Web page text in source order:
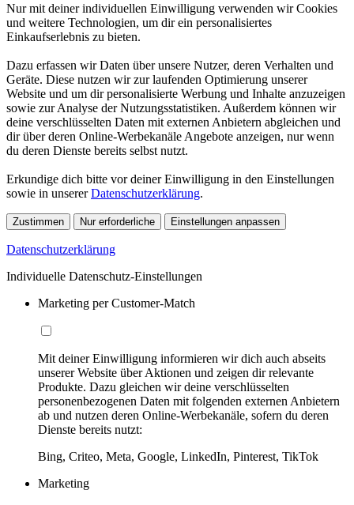
Nur mit deiner individuellen Einwilligung verwenden wir Cookies
und weitere Technologien, um dir ein personalisiertes
Einkaufserlebnis zu bieten.
Dazu erfassen wir Daten über unsere Nutzer, deren Verhalten und
Geräte. Diese nutzen wir zur laufenden Optimierung unserer
Website und um dir personalisierte Werbung und Inhalte anzuzeigen
sowie zur Analyse der Nutzungsstatistiken. Außerdem können wir
deine verschlüsselten Daten mit externen Anbietern abgleichen und
dir über deren Online-Werbekanäle Angebote anzeigen, nur wenn
du deren Dienste bereits selbst nutzt.
Erkundige dich bitte vor deiner Einwilligung in den Einstellungen
sowie in unsererDatenschutzerklärung.
Zustimmen Nur erforderliche Einstellungen anpassen
Datenschutzerklärung
Individuelle Datenschutz-Einstellungen
Marketing per Customer-Match
Mit deiner Einwilligung informieren wir dich auch abseits
unserer Website über Aktionen und zeigen dir relevante
Produkte. Dazu gleichen wir deine verschlüsselten
personenbezogenen Daten mit folgenden externen Anbietern
ab und nutzen deren Online-Werbekanäle, sofern du deren
Dienste bereits nutzt:
Bing, Criteo, Meta, Google, LinkedIn, Pinterest, TikTok
Marketing